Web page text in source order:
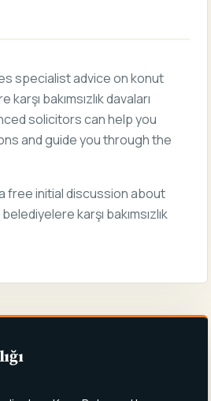
specialist advice on konut
bakımsızlık davaları
solicitors can help you
and guide you through the
free initial discussion about
karşı bakımsızlık